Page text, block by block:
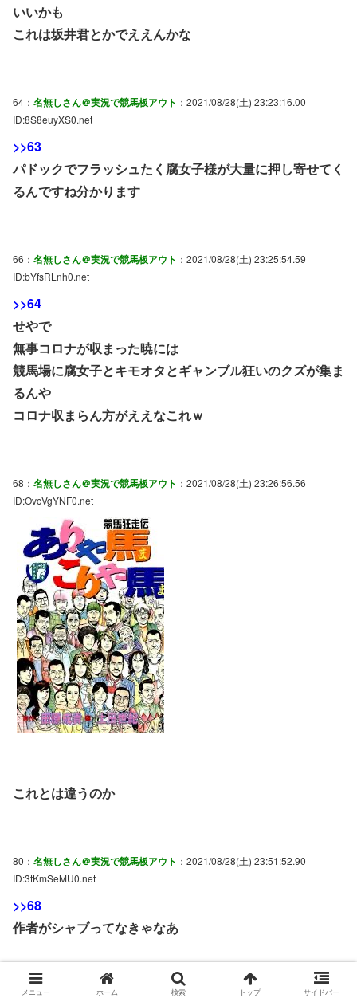
いいかも
これは坂井君とかでええんかな
64： 名無しさん＠実況で競馬板アウト ：2021/08/28(土) 23:23:16.00
ID:8S8euyXS0.net
>>63
パドックでフラッシュたく腐女子様が大量に押し寄せてく
るんですね分かります
66： 名無しさん＠実況で競馬板アウト ：2021/08/28(土) 23:25:54.59
ID:bYfsRLnh0.net
>>64
せやで
無事コロナが収まった暁には
競馬場に腐女子とキモオタとギャンブル狂いのクズが集ま
るんや
コロナ収まらん方がええなこれｗ
68： 名無しさん＠実況で競馬板アウト ：2021/08/28(土) 23:26:56.56
ID:OvcVgYNF0.net
これとは違うのか
80： 名無しさん＠実況で競馬板アウト ：2021/08/28(土) 23:51:52.90
ID:3tKmSeMU0.net
>>68
作者がシャブってなきゃなあ
70：名無しさん＠実況で競馬板アウト：2021/08/28(土) 23:32:03.96
メニュー ホーム 検索 トップ サイドバー